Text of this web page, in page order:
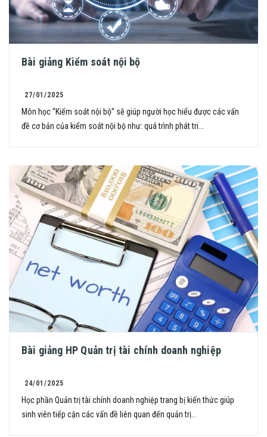
Bài giảng Kiểm soát nội bộ
27/01/2025
Môn học “Kiểm soát nội bộ” sẽ giúp người học hiểu được các vấn
đề cơ bản của kiểm soát nội bộ như: quá trình phát tri...
Bài giảng HP Quản trị tài chính doanh nghiệp
24/01/2025
Học phần Quản trị tài chính doanh nghiệp trang bị kiến thức giúp
sinh viên tiếp cận các vấn đề liên quan đến quản trị...